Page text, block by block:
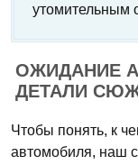
утомительным
ОЖИДАНИЕ
ДЕТАЛИ
Чтобы понять, к
автомобиля, наш